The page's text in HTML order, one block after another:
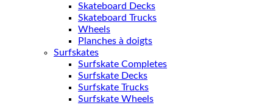
Skateboard Decks
Skateboard Trucks
Wheels
Planches à doigts
Surfskates
Surfskate Completes
Surfskate Decks
Surfskate Trucks
Surfskate Wheels